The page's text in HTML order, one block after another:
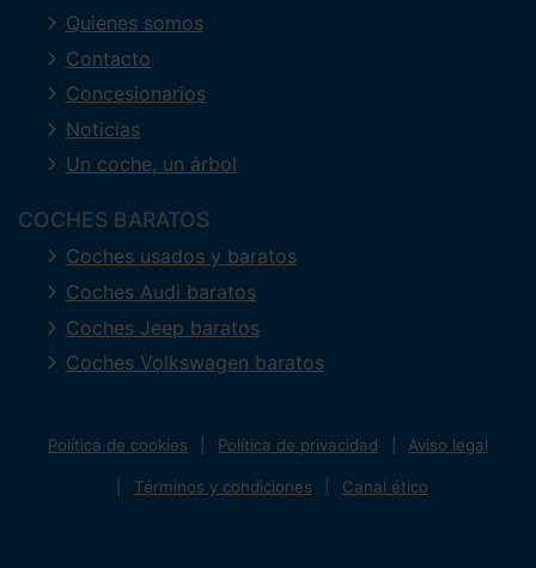
Quienes somos
Contacto
Concesionarios
Noticias
Un coche, un árbol
COCHES BARATOS
Coches usados y baratos
Coches Audi baratos
Coches Jeep baratos
Coches Volkswagen baratos
Política de cookies Política de privacidad Aviso legal
Términos y condiciones Canal ético